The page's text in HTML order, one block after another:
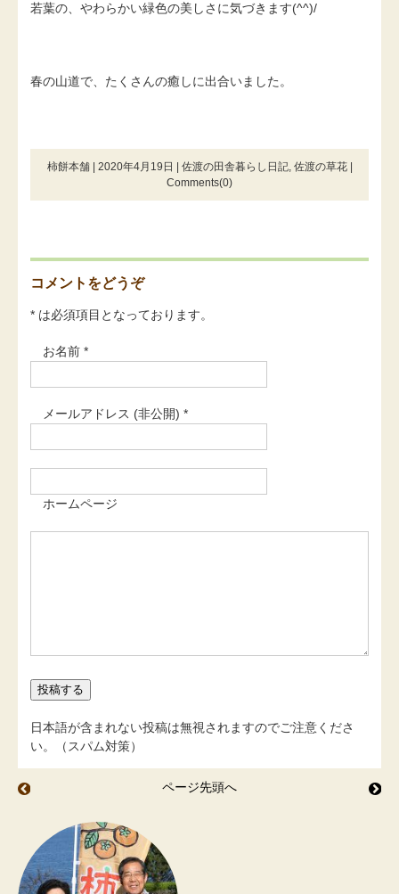
若葉の、やわらかい緑色の美しさに気づきます(^^)/
春の山道で、たくさんの癒しに出合いました。
柿餅本舗 | 2020年4月19日 | 佐渡の田舎暮らし日記, 佐渡の草花|
Comments(0)
コメントをどうぞ
* は必須項目となっております。
お名前 *
メールアドレス (非公開) *
ホームページ
日本語が含まれない投稿は無視されますのでご注意くださ
い。（スパム対策）
佐渡産コシヒカリ玄米で 黒焼き玄米茶
ページ先頭へ